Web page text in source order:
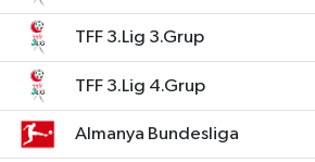
TFF 3.Lig 3.Grup
TFF 3.Lig 4.Grup
Almanya Bundesliga